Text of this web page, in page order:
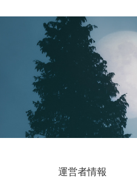
運営者情報